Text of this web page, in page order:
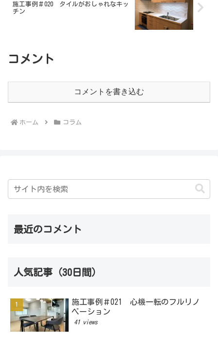
施工事例＃020 タイルがおしゃれなキッ
チン
コメント
コメントを書き込む
ホーム コラム
最近のコメント
人気記事（30日間）
施工事例＃021 心機一転のフルリノ
ベーション
41 views